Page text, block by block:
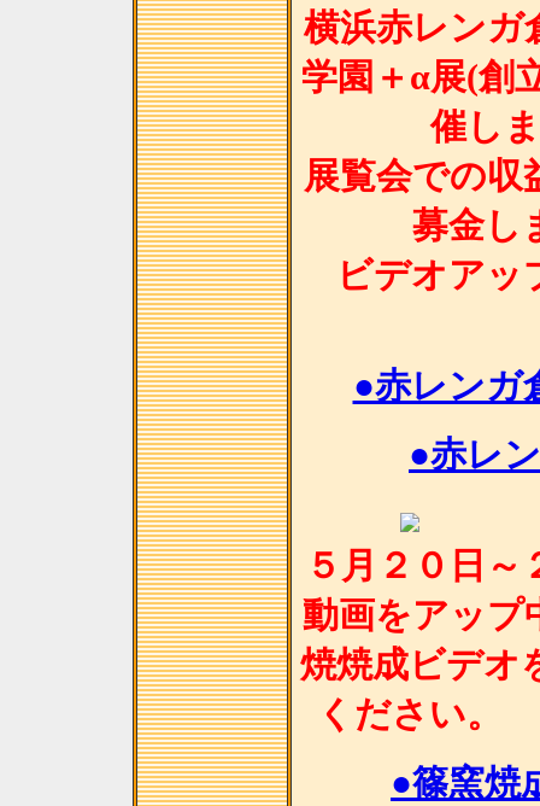
横浜赤レンガ
学園＋α展(創
催し
展覧会での収
募金し
ビデオアッ
●赤レンガ
●赤レ
５月２０日～
動画をアップ
焼焼成ビデオ
くだ
●篠窯焼